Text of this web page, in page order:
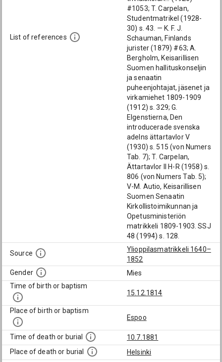
List of references
#1053; T. Carpelan,
Studentmatrikel (1928-
30) s. 43. — K. F. J.
Schauman, Finlands
jurister (1879) #63; A.
Bergholm, Keisarillisen
Suomen hallituskonseljin
ja senaatin
puheenjohtajat, jäsenet ja
virkamiehet 1809-1909
(1912) s. 329; G.
Elgenstierna, Den
introducerade svenska
adelns ättartavlor V
(1930) s. 515 (von Numers
Tab. 7); T. Carpelan,
Ättartavlor II H-R (1958) s.
806 (von Numers Tab. 5);
V-M. Autio, Keisarillisen
Suomen Senaatin
Kirkollistoimikunnan ja
Opetusministeriön
matrikkeli 1809-1903. SSJ
48 (1994) s. 128.
Source
Ylioppilasmatrikkeli 1640–
1852
Gender
Mies
Time of birth or baptism
15.12.1814
Place of birth or baptism
Espoo
Time of death or burial
10.7.1881
Place of death or burial
Helsinki